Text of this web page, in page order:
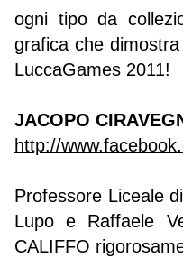
ogni tipo da
grafica che
LuccaGames 2011!
JACOPO
http://
Professore Liceale
Lupo e Raffaele
CALIFFO